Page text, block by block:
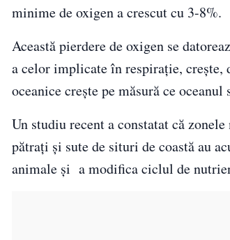
minime de oxigen a crescut cu 3-8%.
Această pierdere de oxigen se
a celor implicate în respirație, crește,
oceanice crește pe măsură ce oceanul
Un studiu recent a constatat că
pătrați și sute de situri de coastă au
animale și a modifica ciclul de